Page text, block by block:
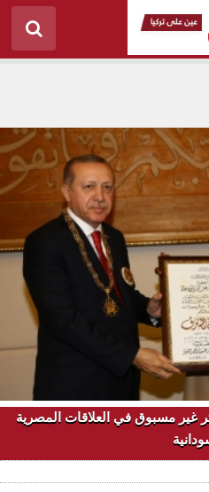
غير مسبوق في العلاقات المصرية